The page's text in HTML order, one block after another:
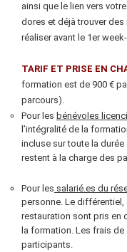
ainsi que le lien vers
dores et déjà trouver
réaliser avant le 1er
TARIF ET PRISE EN
formation est de 900 €
parcours).
Pour les bénévoles
l’intégralité de la
incluse sur toute la
restent à la charge des
Pour les salarié.es du
personne. Le différentiel,
restauration sont pris en
la formation. Les frais
participants.